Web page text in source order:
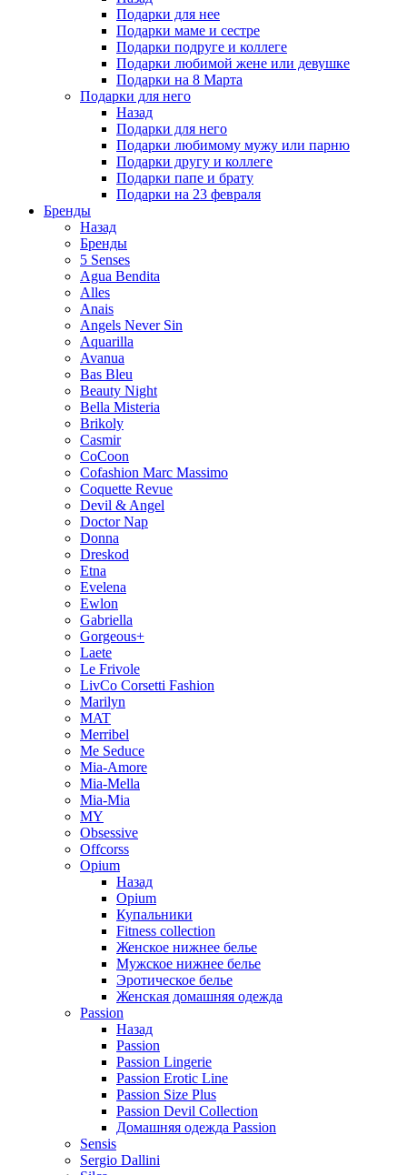
Подарки для нее
Подарки маме и сестре
Подарки подруге и коллеге
Подарки любимой жене или девушке
Подарки на 8 Марта
Подарки для него
Назад
Подарки для него
Подарки любимому мужу или парню
Подарки другу и коллеге
Подарки папе и брату
Подарки на 23 февраля
Бренды
Назад
Бренды
5 Senses
Agua Bendita
Alles
Anais
Angels Never Sin
Aquarilla
Avanua
Bas Bleu
Beauty Night
Bella Misteria
Brikoly
Casmir
CoCoon
Cofashion Marc Massimo
Coquette Revue
Devil & Angel
Doctor Nap
Donna
Dreskod
Etna
Evelena
Ewlon
Gabriella
Gorgeous+
Laete
Le Frivole
LivCo Corsetti Fashion
Marilyn
MAT
Merribel
Me Seduce
Mia-Amore
Mia-Mella
Mia-Mia
MY
Obsessive
Offcorss
Opium
Назад
Opium
Купальники
Fitness collection
Женское нижнее белье
Мужское нижнее белье
Эротическое белье
Женская домашняя одежда
Passion
Назад
Passion
Passion Lingerie
Passion Erotic Line
Passion Size Plus
Passion Devil Collection
Домашняя одежда Passion
Sensis
Sergio Dallini